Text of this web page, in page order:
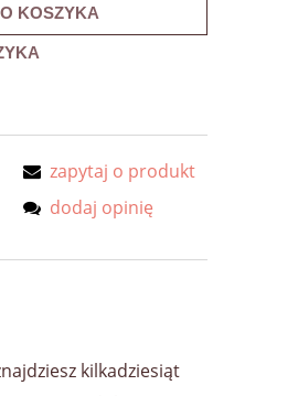
KOSZYKA
zapytaj o produkt
dodaj opinię
kilkadziesiąt